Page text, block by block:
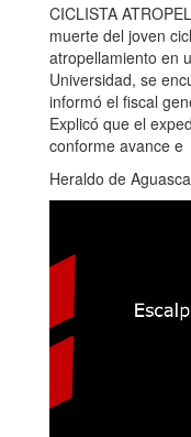
CICLISTA
muerte del joven
atropellamiento en
Universidad, se
informó el fiscal
Explicó que el
conforme avance e
Heraldo de